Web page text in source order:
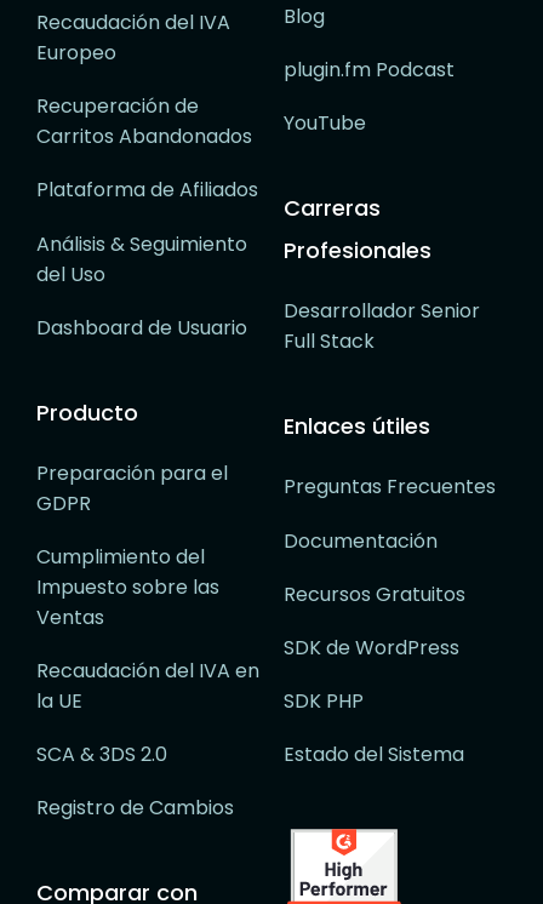
Recaudación del IVA
Europeo
Recuperación de
Carritos Abandonados
Plataforma de Afiliados
Análisis & Seguimiento
del Uso
Dashboard de Usuario
Producto
Preparación para el
GDPR
Cumplimiento del
Impuesto sobre las
Ventas
Recaudación del IVA en
la UE
SCA & 3DS 2.0
Registro de Cambios
Comparar con
Blog
plugin.fm Podcast
YouTube
Carreras
Profesionales
Desarrollador Senior
Full Stack
Enlaces útiles
Preguntas Frecuentes
Documentación
Recursos Gratuitos
SDK de WordPress
SDK PHP
Estado del Sistema